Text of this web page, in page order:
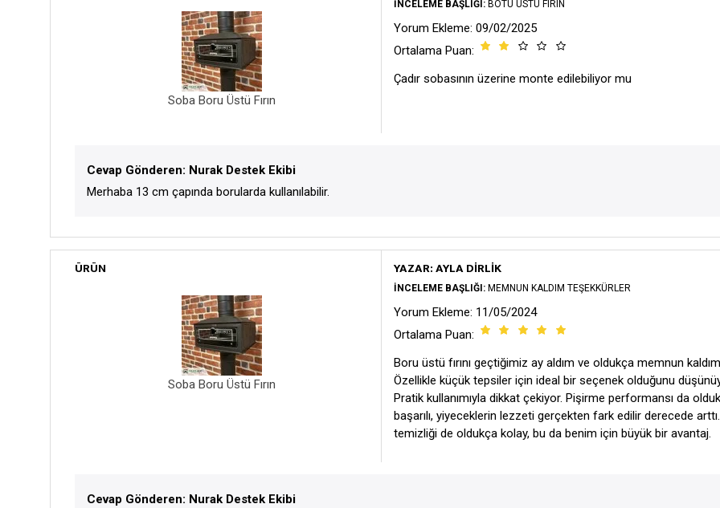
Soba Boru Üstü Fırın
İNCELEME BAŞLIĞI: BOTU ÜSTÜ FIRIN
Yorum Ekleme: 09/02/2025
Ortalama Puan:
Çadır sobasının üzerine monte edilebiliyor mu
Cevap Gönderen: Nurak Destek Ekibi
Merhaba 13 cm çapında borularda kullanılabilir.
ÜRÜN
Soba Boru Üstü Fırın
YAZAR: AYLA DIRLIK
İNCELEME BAŞLIĞI: MEMNUN KALDIM TEŞEKKÜRLER
Yorum Ekleme: 11/05/2024
Ortalama Puan:
Boru üstü fırını geçtiğimiz ay aldım ve oldukça memnun
Özellikle küçük tepsiler için ideal bir seçenek olduğunu
Pratik kullanımıyla dikkat çekiyor. Pişirme performansı da
başarılı, yiyeceklerin lezzeti gerçekten fark edilir derecede
temizliği de oldukça kolay, bu da benim için büyük bir avantaj.
Cevap Gönderen: Nurak Destek Ekibi